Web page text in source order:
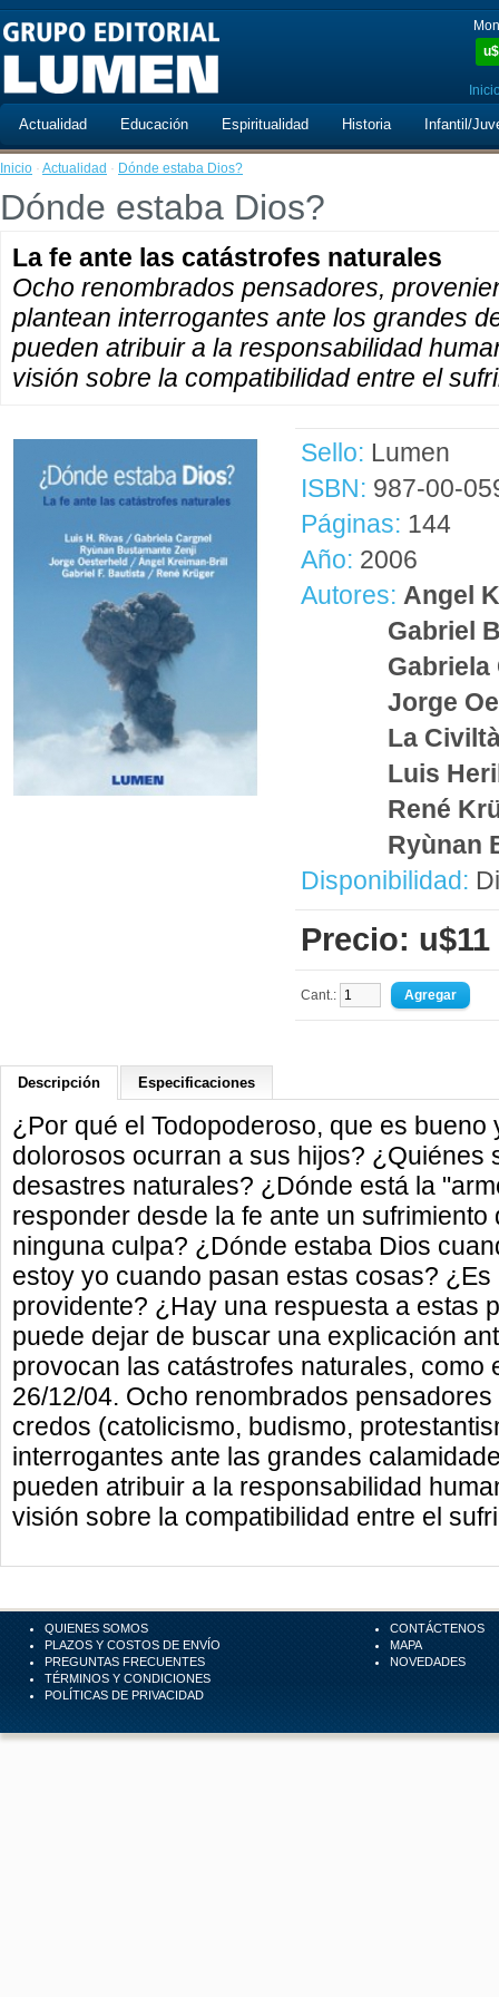
u$
Actualidad Educación Espiritualidad Historia Infantil/
Inicio · Actualidad · Dónde estaba Dios?
Dónde estaba Dios?
La fe ante las catástrofes naturales
Ocho renombrados pensadores,
plantean interrogantes ante los grandes
pueden atribuir a la responsabilidad
visión sobre la compatibilidad entre el
Sello: Lumen
ISBN: 987-00-
Páginas: 144
Año: 2006
Autores: Angel
Gabriel
Gabriela
Jorge
La
Luis
René
Ryùnan
Disponibilidad:
Precio: u$11
Cant.:
Descripción Especificaciones
¿Por qué el Todopoderoso, que es
dolorosos ocurran a sus hijos? ¿Quiénes
desastres naturales? ¿Dónde está la
responder desde la fe ante un
ninguna culpa? ¿Dónde estaba Dios
estoy yo cuando pasan estas cosas?
providente? ¿Hay una respuesta a estas
puede dejar de buscar una explicación
provocan las catástrofes naturales, como
26/12/04. Ocho renombrados
credos (catolicismo, budismo,
interrogantes ante las grandes
pueden atribuir a la responsabilidad
visión sobre la compatibilidad entre el
QUIENES SOMOS
PLAZOS Y COSTOS DE ENVÍO
PREGUNTAS FRECUENTES
TÉRMINOS Y CONDICIONES
POLÍTICAS DE PRIVACIDAD
CONTÁCTENOS
MAPA
NOVEDADES